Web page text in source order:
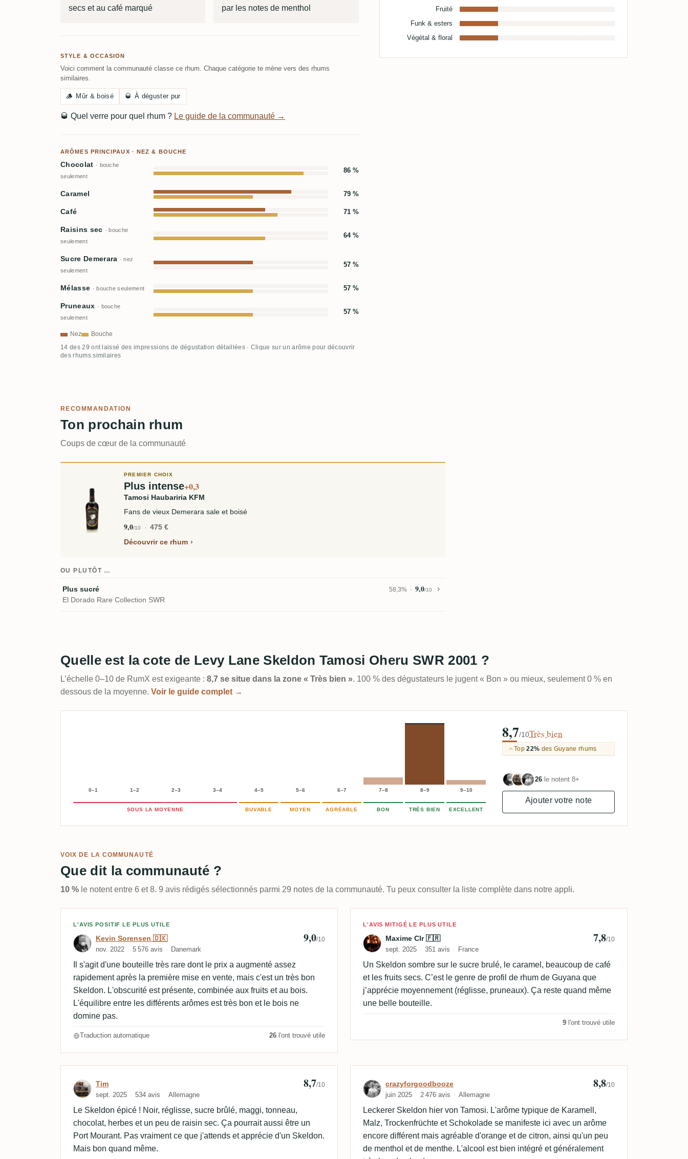
secs et au café marqué
par les notes de menthol
STYLE & OCCASION
Voici comment la communauté classe ce rhum. Chaque catégorie te mène vers des rhums
similaires.
🪵 Mûr & boisé 🥃 À déguster pur
🥃 Quel verre pour quel rhum ? Le guide de la communauté →
ARÔMES PRINCIPAUX · NEZ & BOUCHE
Chocolat · bouche
seulement
86 %
Caramel 79 %
Café 71 %
Raisins sec · bouche
seulement
64 %
Sucre Demerara · nez
seulement
57 %
Mélasse · bouche seulement 57 %
Pruneaux · bouche
seulement
57 %
Nez Bouche
14 des 29 ont laissé des impressions de dégustation détaillées · Clique sur un arôme pour découvrir
des rhums similaires
Fruité
Funk & esters
Végétal & floral
RECOMMANDATION
Ton prochain rhum
Coups de cœur de la communauté
PREMIER CHOIX
Plus intense+0,3
Tamosi Haubariria KFM
Fans de vieux Demerara sale et boisé
9,0/10
475 €
Découvrir ce rhum
OU PLUTÔT …
Plus sucré 58,3% 9,0/10
El Dorado Rare Collection SWR
Quelle est la cote de Levy Lane Skeldon Tamosi Oheru SWR 2001 ?
L’échelle 0–10 de RumX est exigeante : 8,7 se situe dans la zone « Très bien ». 100 % des dégustateurs le jugent « Bon » ou mieux, seulement 0 % en
dessous de la moyenne. Voir le guide complet →
0–1 1–2 2–3 3–4 4–5 5–6 6–7 7–8 8–9 9–10
SOUS LA MOYENNE BUVABLE MOYEN AGRÉABLE BON TRÈS BIEN EXCELLENT
8,7/10Très bien
Top22% des Guyane rhums
26 le notent 8+
Ajouter votre note
VOIX DE LA COMMUNAUTÉ
Que dit la communauté ?
10 % le notent entre 6 et 8. 9 avis rédigés sélectionnés parmi 29 notes de la communauté. Tu peux consulter la liste complète dans notre appli.
Avis de Kevin Sorensen 🇩🇰
L'AVIS POSITIF LE PLUS UTILE
Kevin Sorensen 🇩🇰
nov. 2022 5 576 avis Danemark
9,0/10
Il s'agit d'une bouteille très rare dont le prix a augmenté assez
rapidement après la première mise en vente, mais c'est un très bon
Skeldon. L'obscurité est présente, combinée aux fruits et au bois.
L'équilibre entre les différents arômes est très bon et le bois ne
domine pas.
Traduction automatique 26 l'ont trouvé utile
Avis de Maxime Clr 🇫🇷
L'AVIS MITIGÉ LE PLUS UTILE
Maxime Clr 🇫🇷
sept. 2025 351 avis France
7,8/10
Un Skeldon sombre sur le sucre brulé, le caramel, beaucoup de café
et les fruits secs. C’est le genre de profil de rhum de Guyana que
j’apprécie moyennement (réglisse, pruneaux). Ça reste quand même
une belle bouteille.
9 l'ont trouvé utile
Avis de Tim
Tim
sept. 2025 534 avis Allemagne
8,7/10
Le Skeldon épicé ! Noir, réglisse, sucre brûlé, maggi, tonneau,
chocolat, herbes et un peu de raisin sec. Ça pourrait aussi être un
Port Mourant. Pas vraiment ce que j'attends et apprécie d'un Skeldon.
Mais bon quand même.
Avis de crazyforgoodbooze
crazyforgoodbooze
juin 2025 2 476 avis Allemagne
8,8/10
Leckerer Skeldon hier von Tamosi. L'arôme typique de Karamell,
Malz, Trockenfrüchte et Schokolade se manifeste ici avec un arôme
encore différent mais agréable d'orange et de citron, ainsi qu'un peu
de menthol et de menthe. L'alcool est bien intégré et généralement